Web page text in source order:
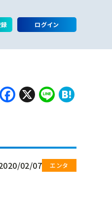
ログイン
Facebook
X Line
02/07